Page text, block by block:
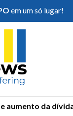
em um só lugar!
da dívida